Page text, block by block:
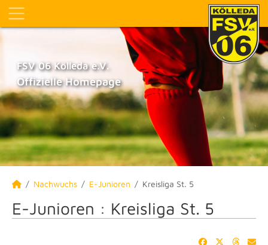
FSV 06 Kölleda e.V.
Offizielle Homepage
Nachwuchs E-Junioren Kreisliga St. 5
E-Junioren : Kreisliga St. 5